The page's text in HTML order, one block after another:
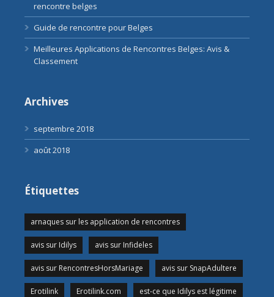
rencontre belges
Guide de rencontre pour Belges
Meilleures Applications de Rencontres Belges: Avis &
Classement
Archives
septembre 2018
août 2018
Étiquettes
arnaques sur les application de rencontres
avis sur Idilys avis sur Infideles
avis sur RencontresHorsMariage avis sur SnapAdultere
Erotilink Erotilink.com est-ce que Idilys est légitime